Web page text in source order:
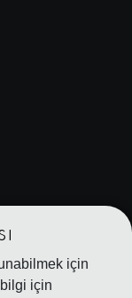
için
için